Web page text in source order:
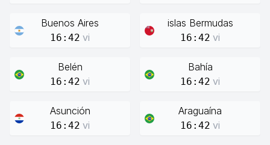
Buenos Aires
16:42 vi
islas Bermudas
16:42 vi
Belén
16:42 vi
Bahía
16:42 vi
Asunción
16:42 vi
Araguaína
16:42 vi